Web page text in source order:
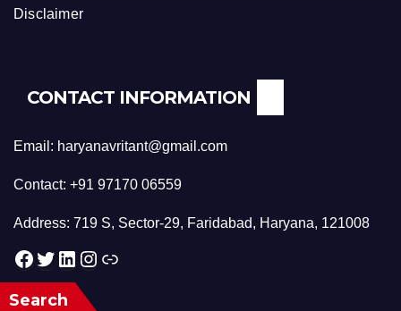
Disclaimer
CONTACT INFORMATION
Email: haryanavritant@gmail.com
Contact: +91 97170 06559
Address: 719 S, Sector-29, Faridabad, Haryana, 121008
Facebook Twitter LinkedIn Instagram Link
Search